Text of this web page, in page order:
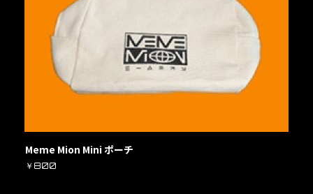
Meme Mion Mini ポーチ
￥800